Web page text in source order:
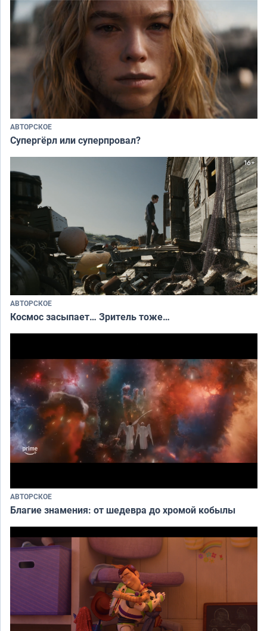
АВТОРСКОЕ
Супергёрл или суперпровал?
АВТОРСКОЕ
Космос засыпает… Зритель тоже…
АВТОРСКОЕ
Благие знамения: от шедевра до хромой кобылы